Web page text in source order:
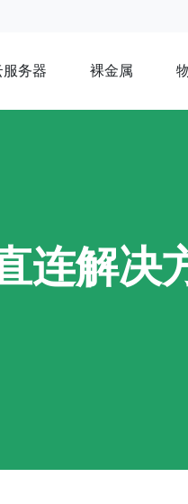
服务器 裸金属
连解决